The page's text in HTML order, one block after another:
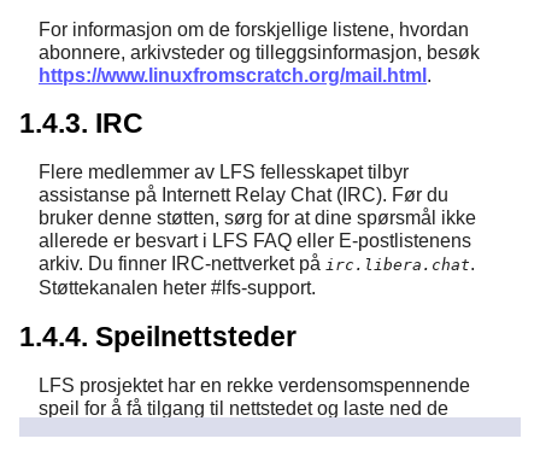
For informasjon om de forskjellige listene, hvordan
abonnere, arkivsteder og tilleggsinformasjon, besøk
https://www.linuxfromscratch.org/mail.html .
1.4.3. IRC
Flere medlemmer av LFS fellesskapet tilbyr
assistanse på Internett Relay Chat (IRC). Før du
bruker denne støtten, sørg for at dine spørsmål ikke
allerede er besvart i LFS FAQ eller E-postlistenens
arkiv. Du finner IRC-nettverket på irc.libera.chat.
Støttekanalen heter #lfs-support.
1.4.4. Speilnettsteder
LFS prosjektet har en rekke verdensomspennende
speil for å få tilgang til nettstedet og laste ned de